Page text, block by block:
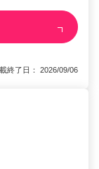
終了日： 2026/09/06